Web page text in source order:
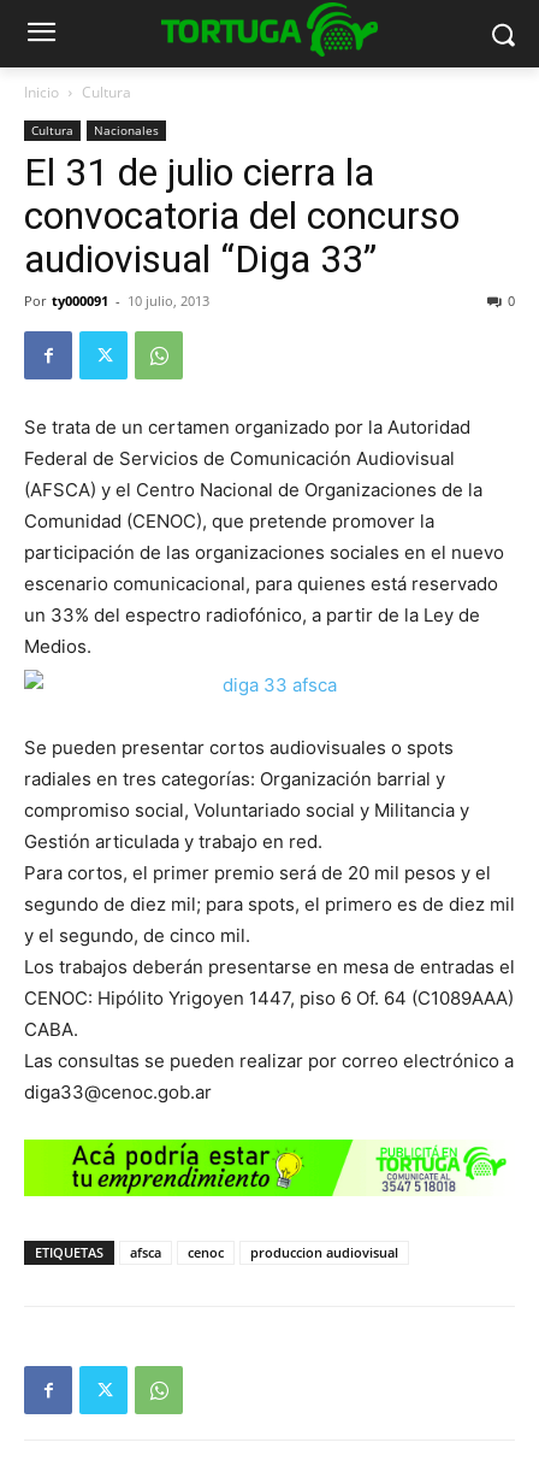
Inicio Cultura
Cultura Nacionales
El 31 de julio cierra la
convocatoria del concurso
audiovisual “Diga 33”
Por ty000091 - 10 julio, 2013 0
Se trata de un certamen organizado por la Autoridad
Federal de Servicios de Comunicación Audiovisual
(AFSCA) y el Centro Nacional de Organizaciones de la
Comunidad (CENOC), que pretende promover la
participación de las organizaciones sociales en el nuevo
escenario comunicacional, para quienes está reservado
un 33% del espectro radiofónico, a partir de la Ley de
Medios.
Se pueden presentar cortos audiovisuales o spots
radiales en tres categorías: Organización barrial y
compromiso social, Voluntariado social y Militancia y
Gestión articulada y trabajo en red.
Para cortos, el primer premio será de 20 mil pesos y el
segundo de diez mil; para spots, el primero es de diez mil
y el segundo, de cinco mil.
Los trabajos deberán presentarse en mesa de entradas el
CENOC: Hipólito Yrigoyen 1447, piso 6 Of. 64 (C1089AAA)
CABA.
Las consultas se pueden realizar por correo electrónico a
diga33@cenoc.gob.ar
ETIQUETAS afsca cenoc produccion audiovisual